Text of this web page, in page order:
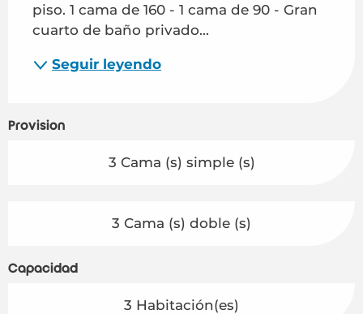
piso. 1 cama de 160 - 1 cama de 90 - Gran
cuarto de baño privado...
Seguir leyendo
Provisión
3 Cama (s) simple (s)
3 Cama (s) doble (s)
Capacidad
3 Habitación(es)